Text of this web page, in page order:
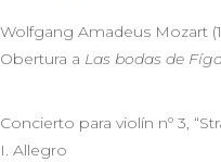
Wolfgang Amadeus Mozart
Obertura a Las bodas de
Concierto para violín nº 3,
I. Allegro